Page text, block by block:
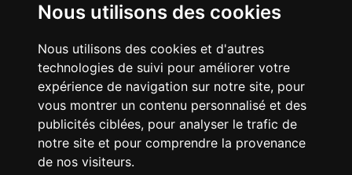
Nous utilisons des cookies
Nous utilisons des cookies et d'autres
technologies de suivi pour améliorer votre
expérience de navigation sur notre site, pour
vous montrer un contenu personnalisé et des
publicités ciblées, pour analyser le trafic de
notre site et pour comprendre la provenance
de nos visiteurs.